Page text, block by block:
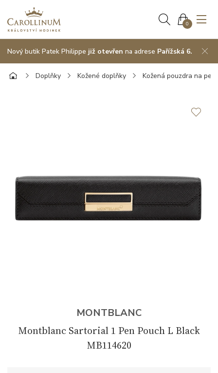
0
Nový butik Patek Philippe již otevřen na adrese Pařížská 6.
Doplňky Kožené doplňky Kožená pouzdra na pera
MONTBLANC
Montblanc Sartorial 1 Pen Pouch L Black
MB114620